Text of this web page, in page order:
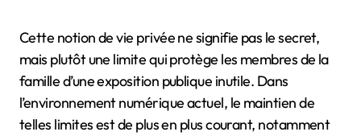
Cette notion de vie privée ne signifie pas le secret,
mais plutôt une limite qui protège les membres de la
famille d’une exposition publique inutile. Dans
l’environnement numérique actuel, le maintien de
telles limites est de plus en plus courant, notamment